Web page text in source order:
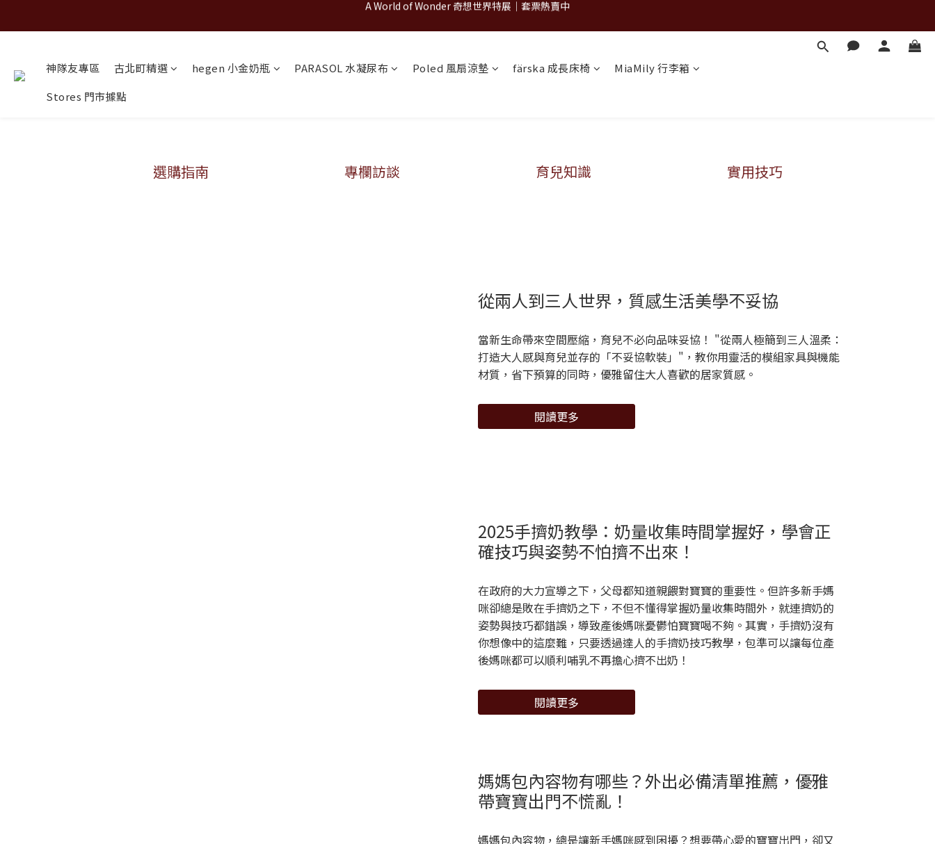
A World of Wonder 奇想世界特展｜套票熱賣中
古北町總代理官方商城 hegen/PARASOL/färska/Poled/MiaMily
神隊友專區 古北町精選 hegen 小金奶瓶 PARASOL 水凝尿布 Poled 風扇涼墊 färska 成長床椅
MiaMily 行李箱
Stores 門市據點
選購指南 專欄訪談 育兒知識 實用技巧
從兩人到三人世界，質感生活美學不妥協
當新生命帶來空間壓縮，育兒不必向品味妥協！ "從兩人極簡到三人溫柔：
打造大人感與育兒並存的「不妥協軟裝」"，教你用靈活的模組家具與機能
材質，省下預算的同時，優雅留住大人喜歡的居家質感。
閱讀更多
2025手擠奶教學：奶量收集時間掌握好，學會正
確技巧與姿勢不怕擠不出來！
在政府的大力宣導之下，父母都知道親餵對寶寶的重要性。但許多新手媽
咪卻總是敗在手擠奶之下，不但不懂得掌握奶量收集時間外，就連擠奶的
姿勢與技巧都錯誤，導致產後媽咪憂鬱怕寶寶喝不夠。其實，手擠奶沒有
你想像中的這麼難，只要透過達人的手擠奶技巧教學，包準可以讓每位產
後媽咪都可以順利哺乳不再擔心擠不出奶！
閱讀更多
媽媽包內容物有哪些？外出必備清單推薦，優雅
帶寶寶出門不慌亂！
媽媽包內容物，總是讓新手媽咪感到困擾？想要帶心愛的寶寶出門，卻又